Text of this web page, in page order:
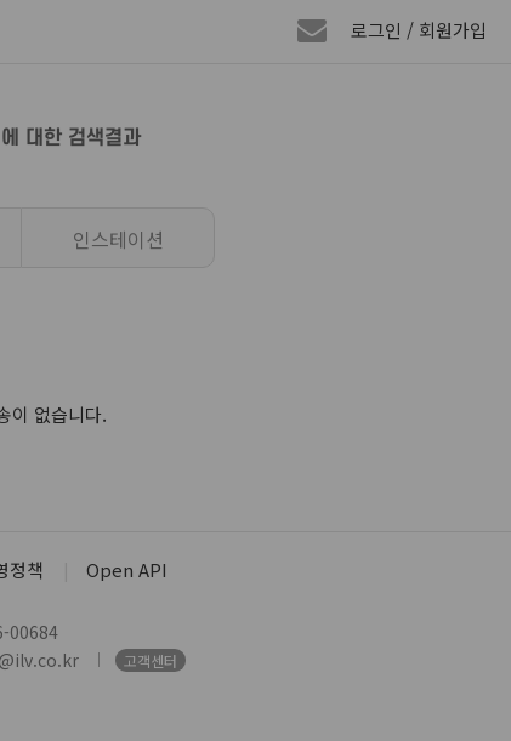
로그인 / 회원가입
에 대한 검색결과
인스테이션
없습니다.
정책 Open API
00684
고객센터